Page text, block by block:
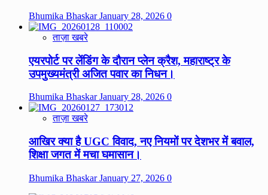
Bhumika BhaskarJanuary 28, 2026 0
ताज़ा खबरे
एयरपोर्ट पर लेंडिंग के दौरान प्लेन क्रैश, महाराष्ट्र के
उपमुख्यमंत्री अजित पवार का निधन।
Bhumika BhaskarJanuary 28, 2026 0
ताज़ा खबरे
आखिर क्या है UGC विवाद, नए नियमों पर देशभर में बवाल,
शिक्षा जगत में मचा घमासान।
Bhumika BhaskarJanuary 27, 2026 0